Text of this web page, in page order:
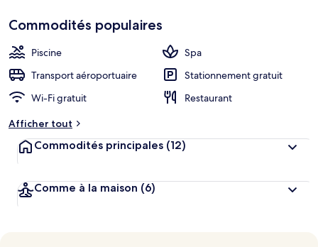
Night
Commodités populaires
Piscine
Spa
Transport aéroportuaire
Stationnement gratuit
Wi-Fi gratuit
Restaurant
Afficher tout
Commodités principales (12)
Comme à la maison (6)